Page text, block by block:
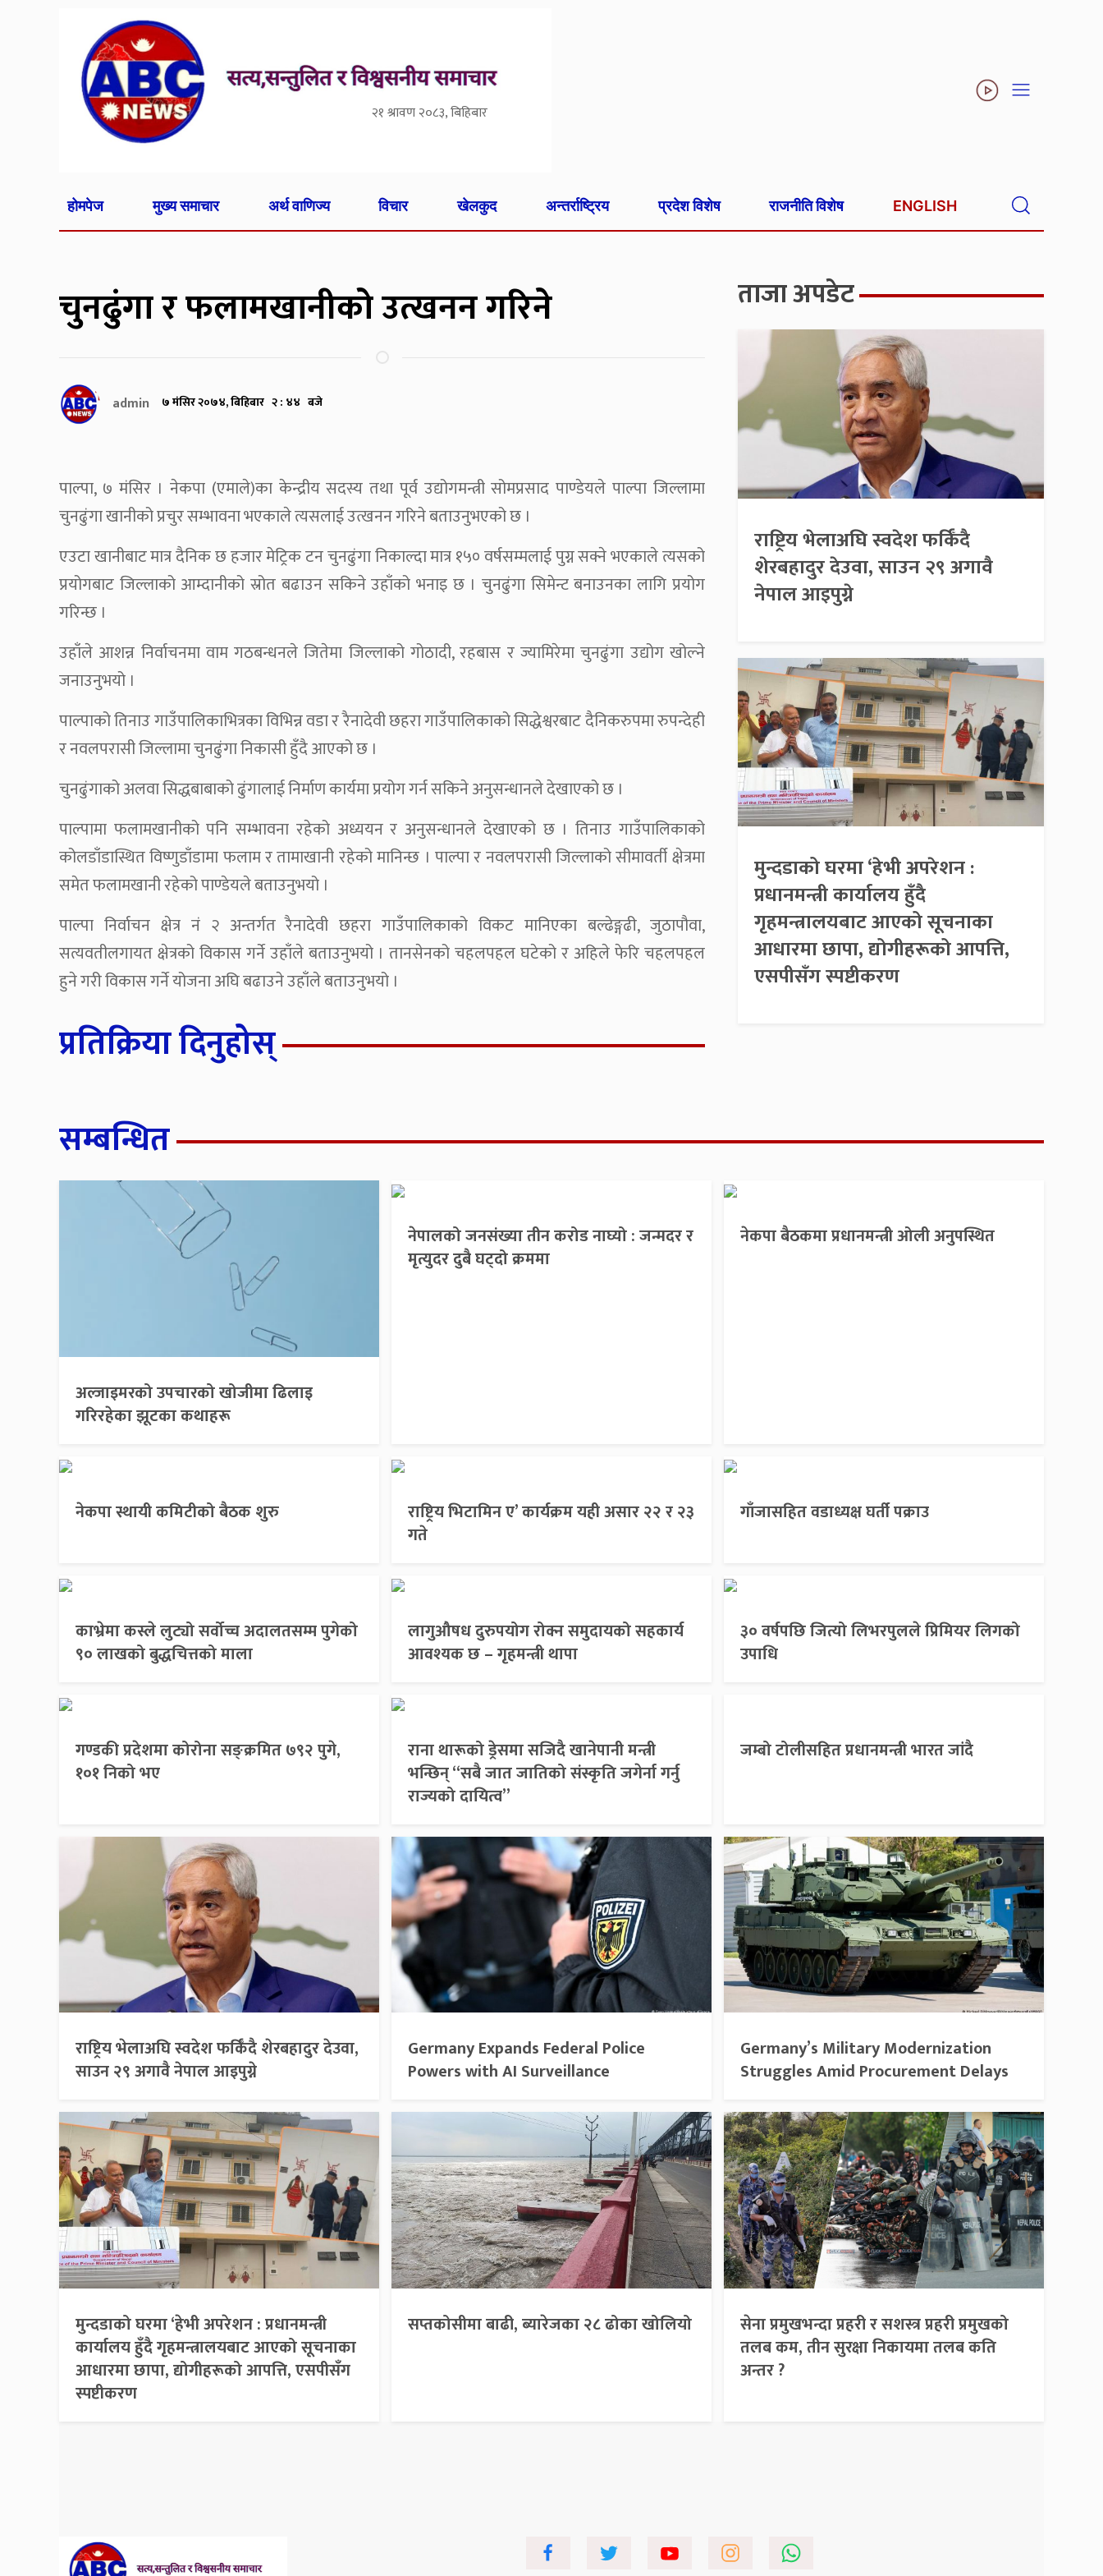
२१ श्रावण २०८३, बिहिबार
होमपेज मुख्य समाचार अर्थ वाणिज्य विचार खेलकुद अन्तर्राष्ट्रिय प्रदेश विशेष राजनीति विशेष ENGLISH
चुनढुंगा र फलामखानीको उत्खनन गरिने
admin ७ मंसिर २०७४, बिहिबार २ : ४४ बजे
पाल्पा, ७ मंसिर । नेकपा (एमाले)का केन्द्रीय सदस्य तथा पूर्व उद्योगमन्त्री सोमप्रसाद पाण्डेयले पाल्पा जिल्लामा
चुनढुंगा खानीको प्रचुर सम्भावना भएकाले त्यसलाई उत्खनन गरिने बताउनुभएको छ ।
एउटा खानीबाट मात्र दैनिक छ हजार मेट्रिक टन चुनढुंगा निकाल्दा मात्र १५० वर्षसम्मलाई पुग्न सक्ने भएकाले त्यसको
प्रयोगबाट जिल्लाको आम्दानीको स्रोत बढाउन सकिने उहाँको भनाइ छ । चुनढुंगा सिमेन्ट बनाउनका लागि प्रयोग
गरिन्छ ।
उहाँले आशन्न निर्वाचनमा वाम गठबन्धनले जितेमा जिल्लाको गोठादी, रहबास र ज्यामिरेमा चुनढुंगा उद्योग खोल्ने
जनाउनुभयो ।
पाल्पाको तिनाउ गाउँपालिकाभित्रका विभिन्न वडा र रैनादेवी छहरा गाउँपालिकाको सिद्धेश्वरबाट दैनिकरुपमा रुपन्देही
र नवलपरासी जिल्लामा चुनढुंगा निकासी हुँदै आएको छ ।
चुनढुंगाको अलवा सिद्धबाबाको ढुंगालाई निर्माण कार्यमा प्रयोग गर्न सकिने अनुसन्धानले देखाएको छ ।
पाल्पामा फलामखानीको पनि सम्भावना रहेको अध्ययन र अनुसन्धानले देखाएको छ । तिनाउ गाउँपालिकाको
कोलडाँडास्थित विष्णुडाँडामा फलाम र तामाखानी रहेको मानिन्छ । पाल्पा र नवलपरासी जिल्लाको सीमावर्ती क्षेत्रमा
समेत फलामखानी रहेको पाण्डेयले बताउनुभयो ।
पाल्पा निर्वाचन क्षेत्र नं २ अन्तर्गत रैनादेवी छहरा गाउँपालिकाको विकट मानिएका बल्ढेङ्गढी, जुठापौवा,
सत्यवतीलगायत क्षेत्रको विकास गर्ने उहाँले बताउनुभयो । तानसेनको चहलपहल घटेको र अहिले फेरि चहलपहल
हुने गरी विकास गर्ने योजना अघि बढाउने उहाँले बताउनुभयो ।
प्रतिक्रिया दिनुहोस्
ताजा अपडेट
राष्ट्रिय भेलाअघि स्वदेश फर्किँदै
शेरबहादुर देउवा, साउन २९ अगावै
नेपाल आइपुग्ने
मुन्दडाको घरमा ‘हेभी अपरेशन :
प्रधानमन्त्री कार्यालय हुँदै
गृहमन्त्रालयबाट आएको सूचनाका
आधारमा छापा, द्योगीहरूको आपत्ति,
एसपीसँग स्पष्टीकरण
सम्बन्धित
अल्जाइमरको उपचारको खोजीमा ढिलाइ
गरिरहेका झूटका कथाहरू
नेपालको जनसंख्या तीन करोड नाघ्यो : जन्मदर र
मृत्युदर दुबै घट्दो क्रममा
नेकपा बैठकमा प्रधानमन्त्री ओली अनुपस्थित
नेकपा स्थायी कमिटीको बैठक शुरु
राष्ट्रिय भिटामिन ए’ कार्यक्रम यही असार २२ र २३
गते
गाँजासहित वडाध्यक्ष घर्ती पक्राउ
काभ्रेमा कस्ले लुट्यो सर्वोच्च अदालतसम्म पुगेको
९० लाखको बुद्धचित्तको माला
लागुऔषध दुरुपयोग रोक्न समुदायको सहकार्य
आवश्यक छ – गृहमन्त्री थापा
३० वर्षपछि जित्यो लिभरपुलले प्रिमियर लिगको
उपाधि
गण्डकी प्रदेशमा कोरोना सङ्क्रमित ७९२ पुगे,
१०१ निको भए
राना थारूको ड्रेसमा सजिदै खानेपानी मन्त्री
भन्छिन् “सबै जात जातिको संस्कृति जगेर्ना गर्नु
राज्यको दायित्व”
जम्बो टोलीसहित प्रधानमन्त्री भारत जांदै
राष्ट्रिय भेलाअघि स्वदेश फर्किँदै शेरबहादुर देउवा,
साउन २९ अगावै नेपाल आइपुग्ने
Germany Expands Federal Police
Powers with AI Surveillance
Germany’s Military Modernization
Struggles Amid Procurement Delays
मुन्दडाको घरमा ‘हेभी अपरेशन : प्रधानमन्त्री
कार्यालय हुँदै गृहमन्त्रालयबाट आएको सूचनाका
आधारमा छापा, द्योगीहरूको आपत्ति, एसपीसँग
स्पष्टीकरण
सप्तकोसीमा बाढी, ब्यारेजका २८ ढोका खोलियो
सेना प्रमुखभन्दा प्रहरी र सशस्त्र प्रहरी प्रमुखको
तलब कम, तीन सुरक्षा निकायमा तलब कति
अन्तर ?